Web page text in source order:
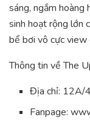
sáng, ngắm hoàng
sinh hoạt rộng lớn
bể bơi vô cực view
Thông tin về The
Địa chỉ: 12A/
Fanpage: